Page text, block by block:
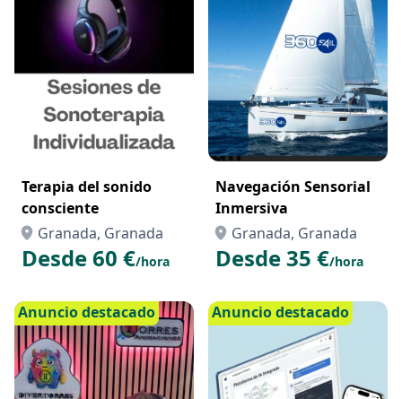
Terapia del sonido
consciente
Granada, Granada
Desde 60 €/hora
Navegación Sensorial
Inmersiva
Granada, Granada
Desde 35 €/hora
Anuncio destacado Anuncio destacado